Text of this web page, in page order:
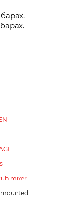
mixer